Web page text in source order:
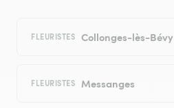
FLEURISTES Collonges-lès-Bévy
FLEURISTES Messanges